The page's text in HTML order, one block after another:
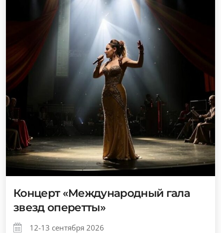
Концерт «Международный гала
звезд оперетты»
12-13 сентября 2026